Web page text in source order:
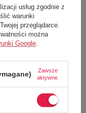
Dodaj do koszyka
usług zgodnie z
warunki
przeglądarce.
można
Google.
Zawsze
aktywne